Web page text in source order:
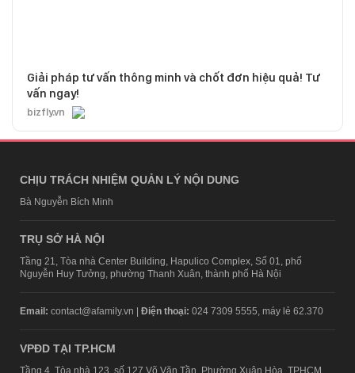
Giải pháp tư vấn thông minh và chốt đơn hiệu quả! Tư
vấn ngay!
bizfly.vn
CHỊU TRÁCH NHIỆM QUẢN LÝ NỘI DUNG
Bà Nguyễn Bích Minh
TRỤ SỞ HÀ NỘI
Tầng 21, Tòa nhà Center Building, Hapulico Complex, Số 01, phố
Nguyễn Huy Tưởng, phường Thanh Xuân, thành phố Hà Nội
Email: contact@afamily.vn | Điện thoại: 024 7309 5555, máy lẻ 62.370
VPĐD TẠI TP.HCM